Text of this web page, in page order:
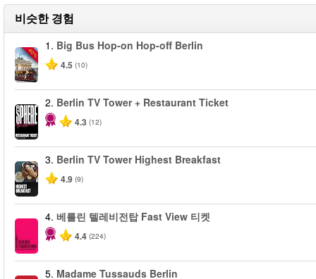
비슷한 경험
-40%
1. Big Bus Hop-on Hop-off Berlin
4.5 (10)
2. Berlin TV Tower + Restaurant Ticket
4.3 (12)
3. Berlin TV Tower Highest Breakfast
4.9 (9)
4. 베를린 텔레비전탑 Fast View 티켓
4.4 (224)
5. Madame Tussauds Berlin